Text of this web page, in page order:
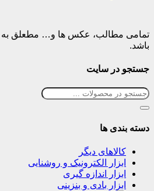
تمامی مطالب، عکس ها و… مطعلق
باشد.
جستجو در سایت
دسته بندی ها
کالاهای دیگر
ابزار الکترونیک و روشنایی
ابزار اندازه گیری
ابزار بادی و بنزینی